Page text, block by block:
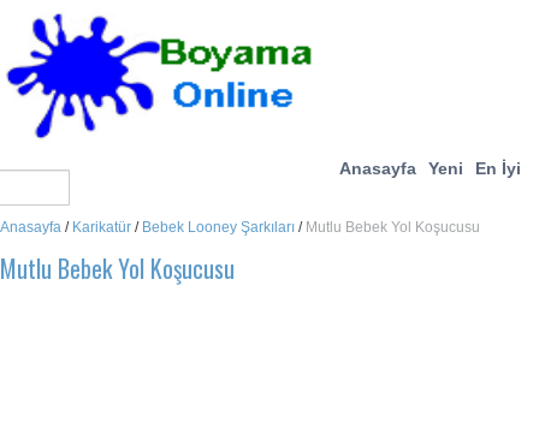
Anasayfa Yeni En İyi
Anasayfa / Karikatür / Bebek Looney Şarkıları / Mutlu Bebek Yol Koşucusu
Mutlu Bebek Yol Koşucusu